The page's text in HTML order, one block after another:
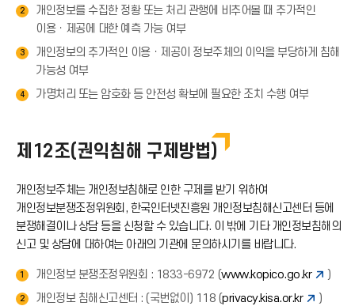
2
개인정보를 수집한 정황 또는 처리 관행에 비추어볼 때 추가적인
이용ㆍ제공에 대한 예측 가능 여부
3
개인정보의 추가적인 이용ㆍ제공이 정보주체의 이익을 부당하게 침해
가능성 여부
4 가명처리 또는 암호화 등 안전성 확보에 필요한 조치 수행 여부
제12조(권익침해 구제방법)
개인정보주체는 개인정보침해로 인한 구제를 받기 위하여
개인정보분쟁조정위원회, 한국인터넷진흥원 개인정보침해신고센터 등에
분쟁해결이나 상담 등을 신청할 수 있습니다. 이 밖에 기타 개인정보침해의
신고 및 상담에 대하여는 아래의 기관에 문의하시기를 바랍니다.
1 개인정보 분쟁조정위원회 : 1833-6972 (www.kopico.go.kr )
2 개인정보 침해신고센터 : (국번없이) 118 (privacy.kisa.or.kr )